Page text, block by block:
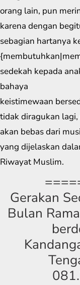
orang lain, pun
karena dengan
sebagian hartanya
sedekah kepada
bahaya
keistimewaan
tidak diragukan
akan bebas dari
yang dijelaskan
Riwayat Muslim.
Gerakan
Bulan